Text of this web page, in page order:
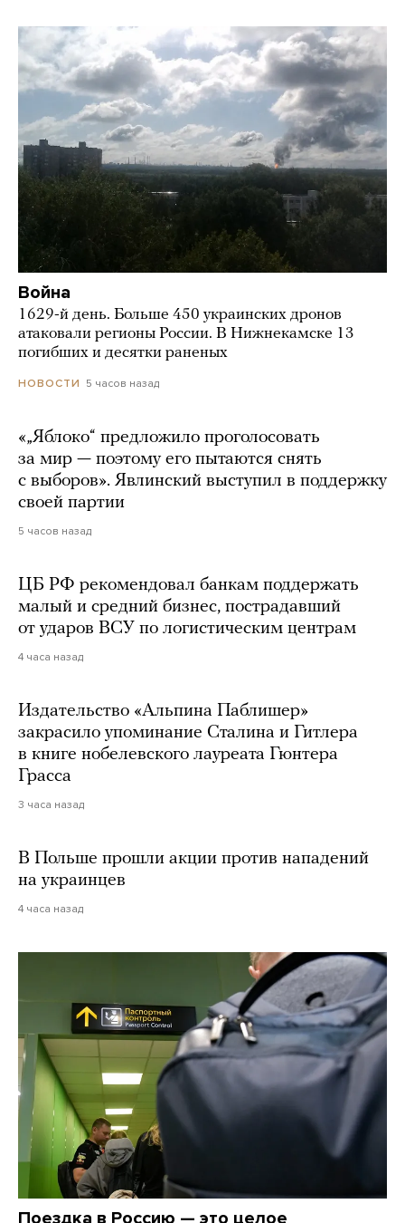
Война
1629-й день. Больше 450 украинских дронов
атаковали регионы России. В Нижнекамске 13
погибших и десятки раненых
НОВОСТИ 5 часов назад
«„Яблоко“ предложило проголосовать
за мир — поэтому его пытаются снять
с выборов». Явлинский выступил в поддержку
своей партии
5 часов назад
ЦБ РФ рекомендовал банкам поддержать
малый и средний бизнес, пострадавший
от ударов ВСУ по логистическим центрам
4 часа назад
Издательство «Альпина Паблишер»
закрасило упоминание Сталина и Гитлера
в книге нобелевского лауреата Гюнтера
Грасса
3 часа назад
В Польше прошли акции против нападений
на украинцев
4 часа назад